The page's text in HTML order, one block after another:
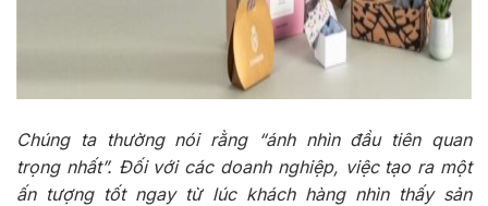
Chúng ta thường nói rằng “ánh nhìn đầu tiên quan
trọng nhất”. Đối với các doanh nghiệp, việc tạo ra một
ấn tượng tốt ngay từ lúc khách hàng nhìn thấy sản